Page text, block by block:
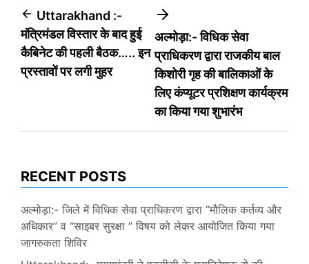
Post
navigation
Uttarakhand :-
मंत्रिमंडल विस्तार के बाद हुई
कैबिनेट की पहली बैठक….. इन
प्रस्तावों पर लगी मुहर
अल्मोड़ा:- विधिक सेवा
प्राधिकरण द्वारा राजकीय बाल
किशोरी गृह की बालिकाओं के
लिए कंप्यूटर प्रशिक्षण कार्यक्रम
का किया गया शुभारंभ
RECENT POSTS
अल्मोड़ा:- जिले में विधिक सेवा प्राधिकरण द्वारा “मौलिक कर्तव्य और
अधिकार” व “साइबर सुरक्षा ” विषय को लेकर आयोजित किया गया
जागरुकता शिविर